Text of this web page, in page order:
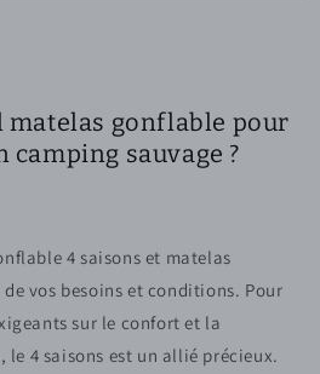
matelas gonflable pour
sauvage ?
4 saisons et matelas
vos besoins et conditions. Pour
sur le confort et la
4 saisons est un allié précieux.